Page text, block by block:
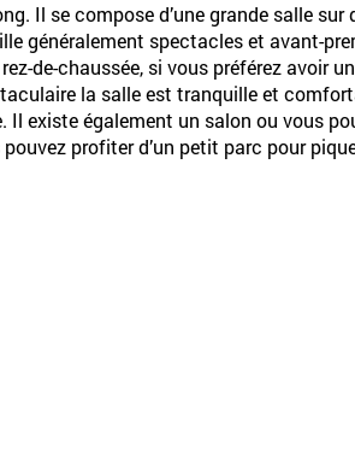
Il se compose d’une grande salle sur
généralement spectacles et avant-
de-chaussée, si vous préférez avoir
la salle est tranquille et
Il existe également un salon ou vous
profiter d’un petit parc pour